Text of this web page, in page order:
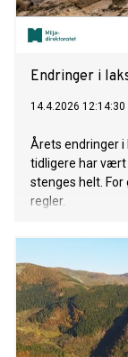
Endringer i
14.4.2026 12:14:30
Årets endringer
tidligere har vært
stenges helt.
regler.